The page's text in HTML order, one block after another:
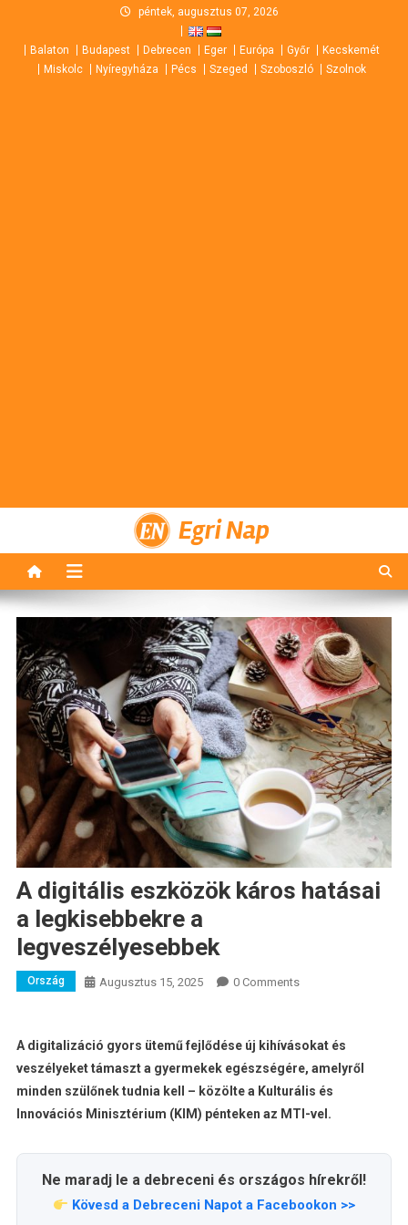
content
péntek, augusztus 07, 2026
Balaton Budapest Debrecen Eger Európa Győr
Kecskemét
Miskolc
Nyíregyháza Pécs Szeged Szoboszló Szolnok
Egri Nap
A digitális eszközök káros hatásai
a legkisebbekre a
legveszélyesebbek
Ország Augusztus 15, 2025 0 Comments
A digitalizáció gyors ütemű fejlődése új kihívásokat és
veszélyeket támaszt a gyermekek egészségére, amelyről
minden szülőnek tudnia kell – közölte a Kulturális és
Innovációs Minisztérium (KIM) pénteken az MTI-vel.
Ne maradj le a debreceni és országos hírekről!
Kövesd a Debreceni Napot a Facebookon >>